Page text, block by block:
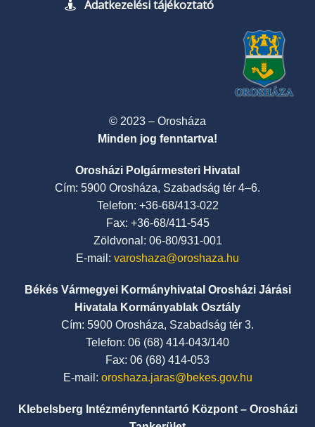
Adatkezelési tájékoztató
© 2023 – Orosháza
Minden jog fenntartva!
Orosházi Polgármesteri Hivatal
Cím: 5900 Orosháza, Szabadság tér 4–6.
Telefon: +36-68/413-022
Fax: +36-68/411-545
Zöldvonal: 06-80/931-001
E-mail: varoshaza@oroshaza.hu
Békés Vármegyei Kormányhivatal Orosházi Járási
Hivatala Kormányablak Osztály
Cím: 5900 Orosháza, Szabadság tér 3.
Telefon: 06 (68) 414-043/140
Fax: 06 (68) 414-053
E-mail: oroshaza.jaras@bekes.gov.hu
Klebelsberg Intézményfenntartó Központ – Orosházi